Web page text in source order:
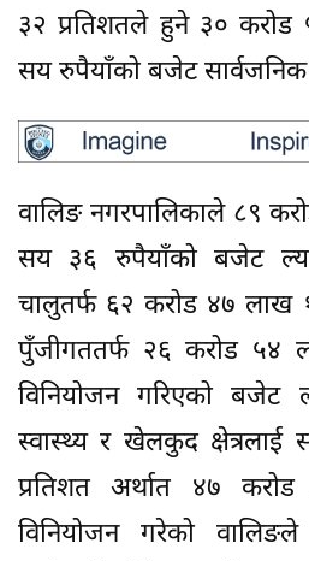
३२ प्रतिशतले हुने ३०
सय रुपैयाँको बजेट सार्वजनिक
वालिङ नगरपालिकाले ८९
सय ३६ रुपैयाँको बजेट
चालुतर्फ ६२ करोड ४७
पुँजीगततर्फ २६ करोड ५४
विनियोजन गरिएको बजेट
स्वास्थ्य र खेलकुद
प्रतिशत अर्थात ४७
विनियोजन गरेको